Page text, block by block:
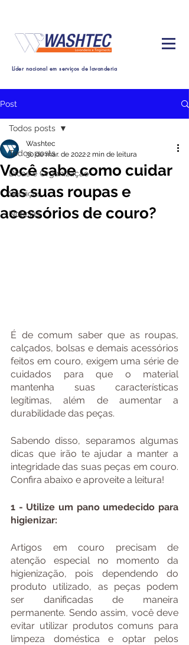
Líder nacional em serviços de lavanderia
Post
Todos posts
Dicas e Organização
Serviços
Noticias
Todos posts
Você sabe como cuidar
das suas roupas e
acessórios de couro?
Washtec
30 de mar. de 20222 min de leitura
É de comum saber que as roupas,
calçados, bolsas e demais acessórios
feitos em couro, exigem uma série de
cuidados para que o material
mantenha suas características
legítimas, além de aumentar a
durabilidade das peças.
Sabendo disso, separamos algumas
dicas que irão te ajudar a manter a
integridade das suas peças em couro.
Confira abaixo e aproveite a leitura!
1 - Utilize um pano umedecido para
higienizar:
Artigos em couro precisam de
atenção especial no momento da
higienização, pois dependendo do
produto utilizado, as peças podem
ser danificadas de maneira
permanente. Sendo assim, você deve
evitar utilizar produtos comuns para
limpeza doméstica e optar pelos